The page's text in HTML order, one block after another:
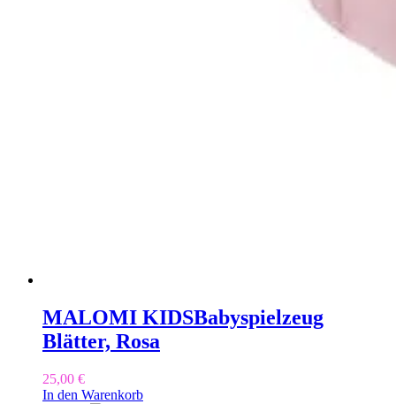
MALOMI KIDSBabyspielzeug
Blätter, Rosa
25,00 €
In den Warenkorb